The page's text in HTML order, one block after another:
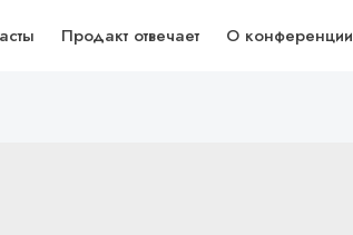
Продакт отвечает О конференции